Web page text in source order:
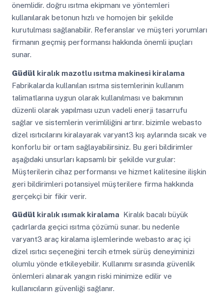
önemlidir. doğru ısıtma ekipmanı ve yöntemleri
kullanılarak betonun hızlı ve homojen bir şekilde
kurutulması sağlanabilir. Referanslar ve müşteri yorumları
firmanın geçmiş performansı hakkında önemli ipuçları
sunar.
Güdül kiralık mazotlu ısıtma makinesi kiralama
Fabrikalarda kullanılan ısıtma sistemlerinin kullanım
talimatlarına uygun olarak kullanılması ve bakımının
düzenli olarak yapılması uzun vadeli enerji tasarrufu
sağlar ve sistemlerin verimliliğini artırır. bizimle webasto
dizel ısıtıcılarını kiralayarak varyant3 kış aylarında sıcak ve
konforlu bir ortam sağlayabilirsiniz. Bu geri bildirimler
aşağıdaki unsurları kapsamlı bir şekilde vurgular:
Müşterilerin cihaz performansı ve hizmet kalitesine ilişkin
geri bildirimleri potansiyel müşterilere firma hakkında
gerçekçi bir fikir verir.
Güdül kiralık ısımak kiralamaKiralık bacalı büyük
çadırlarda geçici ısıtma çözümü sunar. bu nedenle
varyant3 araç kiralama işlemlerinde webasto araç içi
dizel ısıtıcı seçeneğini tercih etmek sürüş deneyiminizi
olumlu yönde etkileyebilir. Kullanımı sırasında güvenlik
önlemleri alınarak yangın riski minimize edilir ve
kullanıcıların güvenliği sağlanır.